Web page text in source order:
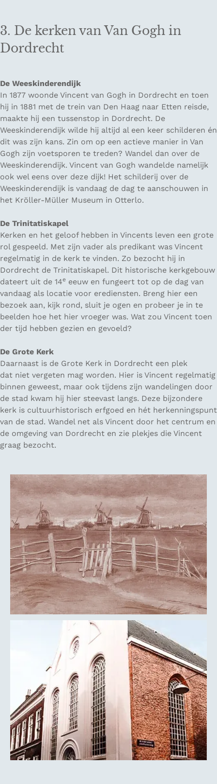
3. De kerken van Van Gogh in
Dordrecht
De Weeskinderendijk
In 1877 woonde Vincent van Gogh in Dordrecht en toen
hij in 1881 met de trein van Den Haag naar Etten reisde,
maakte hij een tussenstop in Dordrecht. De
Weeskinderendijk wilde hij altijd al een keer schilderen én
dit was zijn kans. Zin om op een actieve manier in Van
Gogh zijn voetsporen te treden? Wandel dan over de
Weeskinderendijk. Vincent van Gogh wandelde namelijk
ook wel eens over deze dijk! Het schilderij over de
Weeskinderendijk is vandaag de dag te aanschouwen in
het Kröller-Müller Museum in Otterlo.
De Trinitatiskapel
Kerken en het geloof hebben in Vincents leven een grote
rol gespeeld. Met zijn vader als predikant was Vincent
regelmatig in de kerk te vinden. Zo bezocht hij in
Dordrecht de Trinitatiskapel. Dit historische kerkgebouw
dateert uit de 14e eeuw en fungeert tot op de dag van
vandaag als locatie voor erediensten. Breng hier een
bezoek aan, kijk rond, sluit je ogen en probeer je in te
beelden hoe het hier vroeger was. Wat zou Vincent toen
der tijd hebben gezien en gevoeld?
De Grote Kerk
Daarnaast is de Grote Kerk in Dordrecht een plek
dat niet vergeten mag worden. Hier is Vincent regelmatig
binnen geweest, maar ook tijdens zijn wandelingen door
de stad kwam hij hier steevast langs. Deze bijzondere
kerk is cultuurhistorisch erfgoed en hét herkenningspunt
van de stad. Wandel net als Vincent door het centrum en
de omgeving van Dordrecht en zie plekjes die Vincent
graag bezocht.